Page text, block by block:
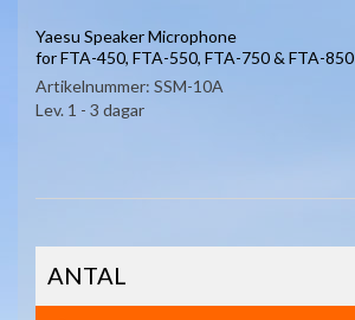
Yaesu Speaker Microphone
for FTA-450, FTA-550, FTA-750 & FTA-850
Artikelnummer: SSM-10A
Lev. 1 - 3 dagar
ANTAL